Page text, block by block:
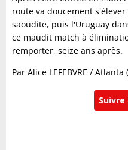
route va doucement
saoudite, puis l'Uruguay
ce maudit match à
remporter, seize ans après.
Par Alice LEFEBVRE /
Suivre